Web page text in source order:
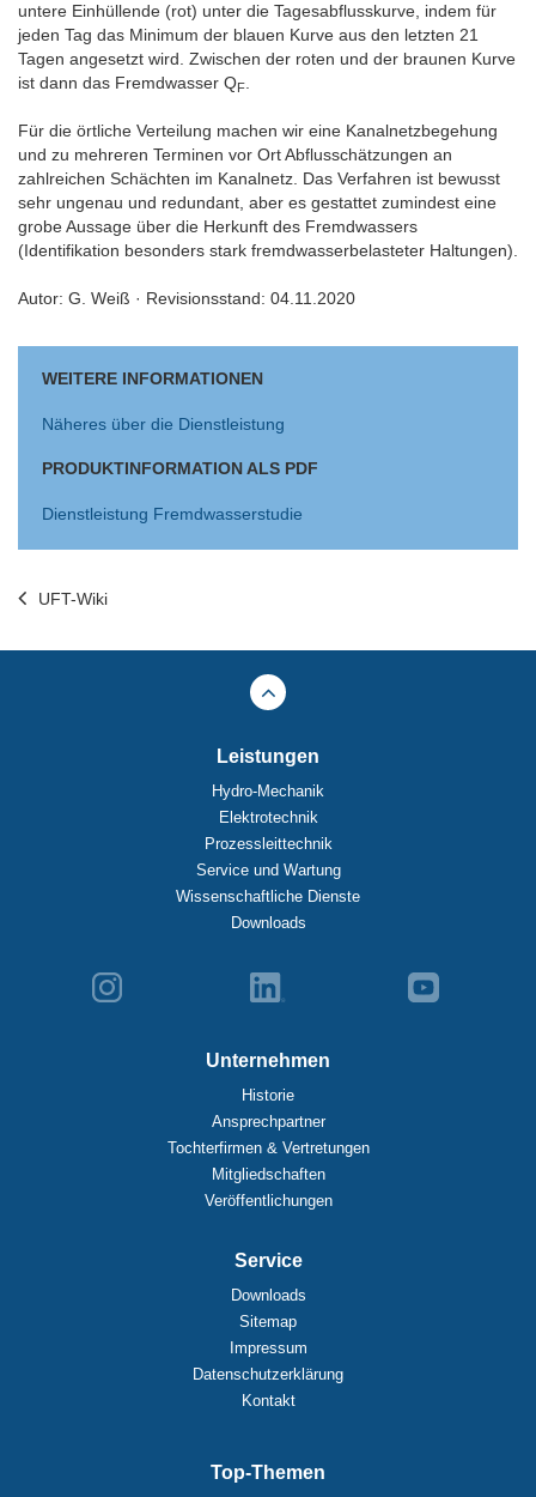
untere Einhüllende (rot) unter die Tagesabflusskurve, indem für
jeden Tag das Minimum der blauen Kurve aus den letzten 21
Tagen angesetzt wird. Zwischen der roten und der braunen Kurve
ist dann das Fremdwasser QF
Für die örtliche Verteilung machen wir eine Kanalnetzbegehung
und zu mehreren Terminen vor Ort Abflusschätzungen an
zahlreichen Schächten im Kanalnetz. Das Verfahren ist bewusst
sehr ungenau und redundant, aber es gestattet zumindest eine
grobe Aussage über die Herkunft des Fremdwassers
(Identifikation besonders stark fremdwasserbelasteter Haltungen).
Autor: G. Weiß · Revisionsstand: 04.11.2020
WEITERE INFORMATIONEN
Näheres über die Dienstleistung
PRODUKTINFORMATION ALS PDF
Dienstleistung Fremdwasserstudie
UFT-Wiki
Leistungen
Hydro-Mechanik
Elektrotechnik
Prozessleittechnik
Service und Wartung
Wissenschaftliche Dienste
Downloads
Unternehmen
Historie
Ansprechpartner
Tochterfirmen & Vertretungen
Mitgliedschaften
Veröffentlichungen
Service
Downloads
Sitemap
Impressum
Datenschutzerklärung
Kontakt
Top-Themen